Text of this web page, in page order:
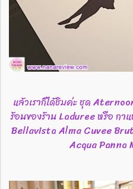
แล้วเราก็ได้ชิมค่ะ ชุด
ร้อนของร้าน Laduree หรือ กา
Bellavista Alma Cuvee
Acqua Panna